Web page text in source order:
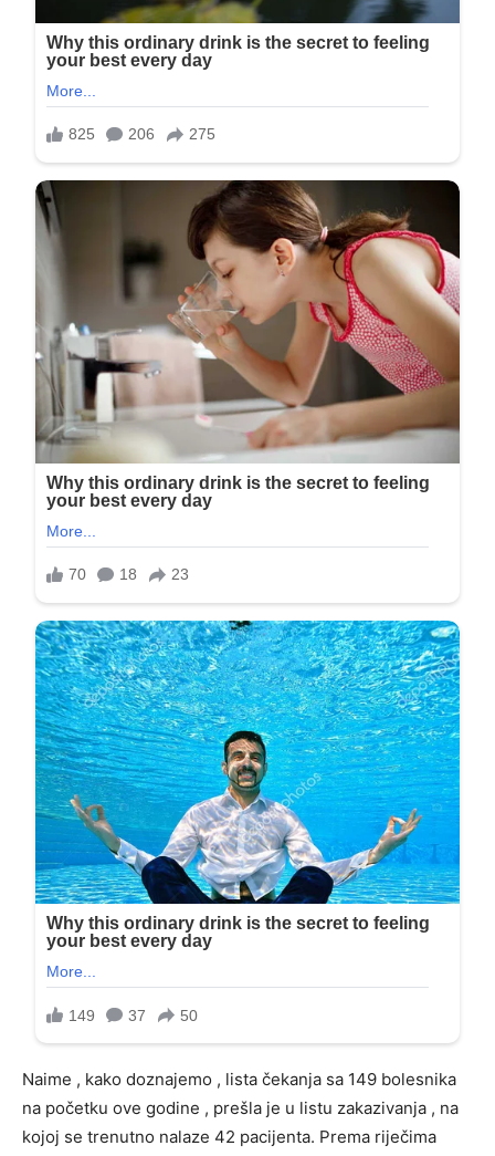
Naime , kako doznajemo , lista čekanja sa 149 bolesnika
na početku ove godine , prešla je u listu zakazivanja , na
kojoj se trenutno nalaze 42 pacijenta. Prema riječima